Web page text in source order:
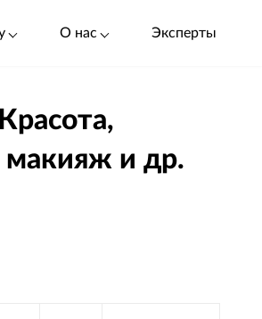
О нас Эксперты
макияж и др.